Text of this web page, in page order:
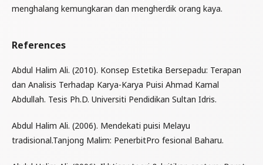
menghalang kemungkaran dan mengherdik orang kaya.
References
Abdul Halim Ali. (2010). Konsep Estetika Bersepadu: Terapan
dan Analisis Terhadap Karya-Karya Puisi Ahmad Kamal
Abdullah. Tesis Ph.D. Universiti Pendidikan Sultan Idris.
Abdul Halim Ali. (2006). Mendekati puisi Melayu
tradisional.Tanjong Malim: PenerbitPro fesional Baharu.